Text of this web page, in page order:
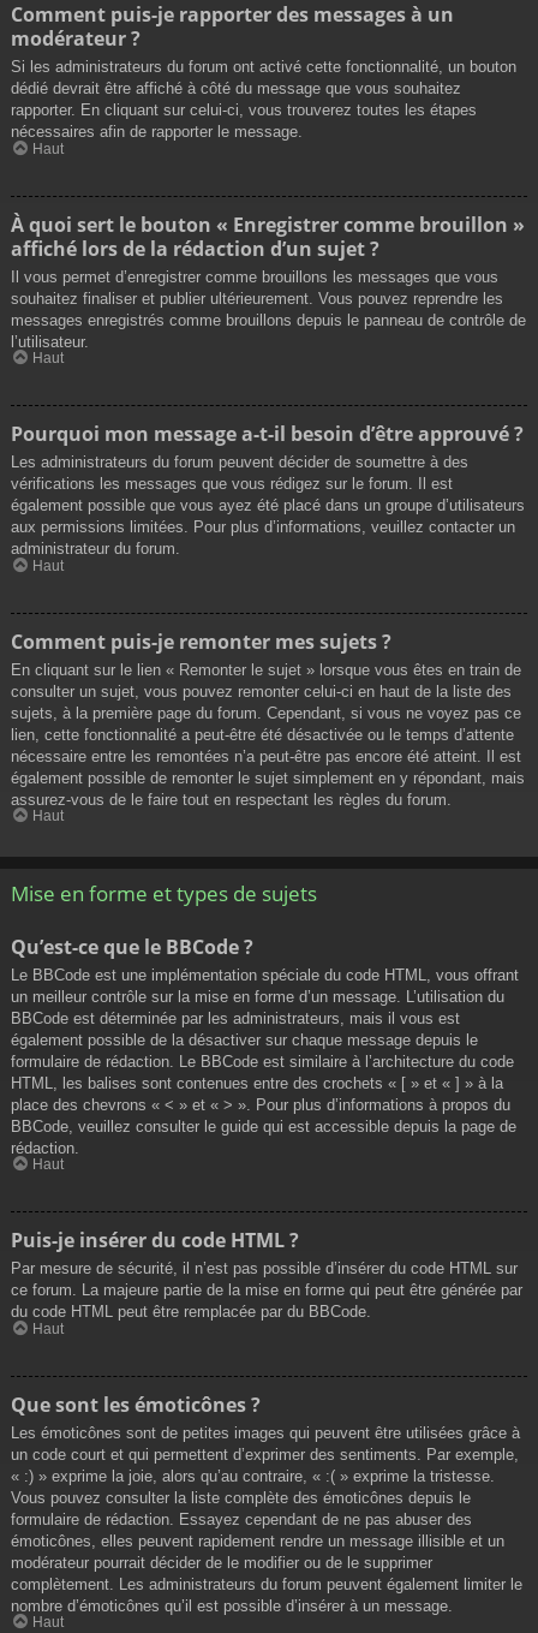
Comment puis-je rapporter des messages à un
modérateur ?
Si les administrateurs du forum ont activé cette fonctionnalité, un bouton
dédié devrait être affiché à côté du message que vous souhaitez
rapporter. En cliquant sur celui-ci, vous trouverez toutes les étapes
nécessaires afin de rapporter le message.
Haut
À quoi sert le bouton « Enregistrer comme brouillon »
affiché lors de la rédaction d’un sujet ?
Il vous permet d’enregistrer comme brouillons les messages que vous
souhaitez finaliser et publier ultérieurement. Vous pouvez reprendre les
messages enregistrés comme brouillons depuis le panneau de contrôle de
l’utilisateur.
Haut
Pourquoi mon message a-t-il besoin d’être approuvé ?
Les administrateurs du forum peuvent décider de soumettre à des
vérifications les messages que vous rédigez sur le forum. Il est
également possible que vous ayez été placé dans un groupe d’utilisateurs
aux permissions limitées. Pour plus d’informations, veuillez contacter un
administrateur du forum.
Haut
Comment puis-je remonter mes sujets ?
En cliquant sur le lien « Remonter le sujet » lorsque vous êtes en train de
consulter un sujet, vous pouvez remonter celui-ci en haut de la liste des
sujets, à la première page du forum. Cependant, si vous ne voyez pas ce
lien, cette fonctionnalité a peut-être été désactivée ou le temps d’attente
nécessaire entre les remontées n’a peut-être pas encore été atteint. Il est
également possible de remonter le sujet simplement en y répondant, mais
assurez-vous de le faire tout en respectant les règles du forum.
Haut
Mise en forme et types de sujets
Qu’est-ce que le BBCode ?
Le BBCode est une implémentation spéciale du code HTML, vous offrant
un meilleur contrôle sur la mise en forme d’un message. L’utilisation du
BBCode est déterminée par les administrateurs, mais il vous est
également possible de la désactiver sur chaque message depuis le
formulaire de rédaction. Le BBCode est similaire à l’architecture du code
HTML, les balises sont contenues entre des crochets « [ » et « ] » à la
place des chevrons « < » et « > ». Pour plus d’informations à propos du
BBCode, veuillez consulter le guide qui est accessible depuis la page de
rédaction.
Haut
Puis-je insérer du code HTML ?
Par mesure de sécurité, il n’est pas possible d’insérer du code HTML sur
ce forum. La majeure partie de la mise en forme qui peut être générée par
du code HTML peut être remplacée par du BBCode.
Haut
Que sont les émoticônes ?
Les émoticônes sont de petites images qui peuvent être utilisées grâce à
un code court et qui permettent d’exprimer des sentiments. Par exemple,
« :) » exprime la joie, alors qu’au contraire, « :( » exprime la tristesse.
Vous pouvez consulter la liste complète des émoticônes depuis le
formulaire de rédaction. Essayez cependant de ne pas abuser des
émoticônes, elles peuvent rapidement rendre un message illisible et un
modérateur pourrait décider de le modifier ou de le supprimer
complètement. Les administrateurs du forum peuvent également limiter le
nombre d’émoticônes qu’il est possible d’insérer à un message.
Haut